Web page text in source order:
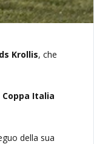
Krollis, che
Coppa Italia
della sua